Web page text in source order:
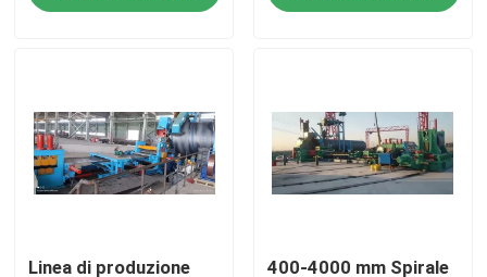
Su di noi
Visita alla fabbrica
Linea di produzione
400-4000 mm Spirale